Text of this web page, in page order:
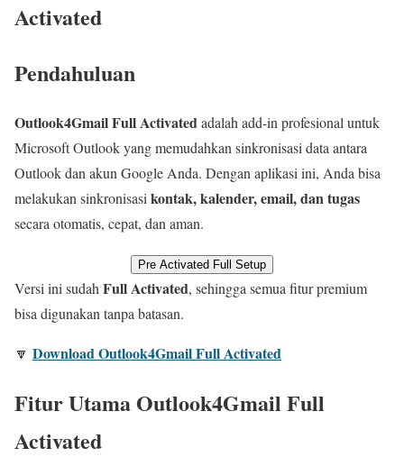
Activated
Pendahuluan
Outlook4Gmail Full Activatedadalah add-in profesional untuk
Microsoft Outlook yang memudahkan sinkronisasi data antara
Outlook dan akun Google Anda. Dengan aplikasi ini, Anda bisa
melakukan sinkronisasi kontak, kalender, email, dan tugas
secara otomatis, cepat, dan aman.
Pre Activated Full Setup
Versi ini sudah Full Activated, sehingga semua fitur premium
bisa digunakan tanpa batasan.
🔽 Download Outlook4Gmail Full Activated
Fitur Utama Outlook4Gmail Full
Activated